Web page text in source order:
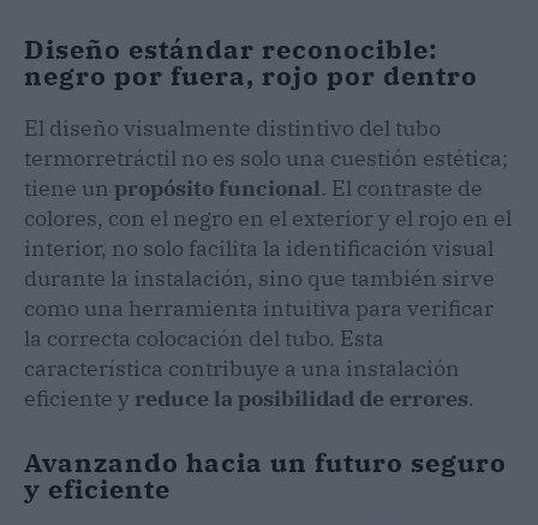
Diseño estándar reconocible:
negro por fuera, rojo por dentro
El diseño visualmente distintivo del tubo
termorretráctil no es solo una cuestión estética;
tiene un propósito funcional. El contraste de
colores, con el negro en el exterior y el rojo en el
interior, no solo facilita la identificación visual
durante la instalación, sino que también sirve
como una herramienta intuitiva para verificar
la correcta colocación del tubo. Esta
característica contribuye a una instalación
eficiente y reduce la posibilidad de errores.
Avanzando hacia un futuro seguro
y eficiente